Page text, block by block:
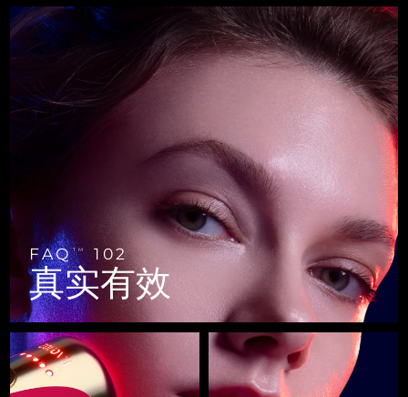
FAQTM 102
真实有效
LUNA™ 4 mini
For young skin, T-zone
LUNA™ 4 go
For travel or gym bag
LUNA™ 护肤
Premium cleansers & balm
LUNA™ 设备
All facial cleansing devices
面部提拉护理
Premium anti-aging skincare
BEAR™ 设备
All premium facelift devices
Near-infrared and red light therapy
device
UFO™ 3 mini
Red light therapy device for young skin
UFO™ 3 go
Portable red light therapy
面膜
Rejuvenation & hydration
UFO™ 设备
All deep facial hydration devices
Smart hybrid silicone sonic toothbrush
issa™ 4 smile
Hybrid silicone sonic toothbrush
issa™ 4 baby
For ages 0-3
issa™ Teeth Whitening Set
Dual LED + sonic device & 18% PAP gel
ISSA™ 设备
All silicone sonic toothbrushes
抗老
FAQ™ 101
Clinical anti-aging
FAQ™ 102
Advanced clinical anti-aging
FAQ™ 103
Luxurious clinical anti-aging set
FAQ™ P1 Primer
Manuka honey primer
LED治疗
FAQ™ 201
LED mask
FAQ™ 202
FAQ™ 211
Anti-aging neck & décolleté LED mask
FAQ™ 221
Anti-aging LED hand mask
LED hair strengthening scalp massager
FAQ™ Scalp Serum
Scalp recovery probiotic serum
FAQ™护肤品
All FAQ™ skincare
肌肤年轻化
NEW
Full-Spectrum Red Light Therapy
FAQ™ 502
Full-Spectrum Red Light Therapy
FAQ™ Red Light Serum
保健品
专业治疗
智利 预计送达日期15/08/2026
预计送达日期11/08/2026
哥伦比亚 15/08/2026
预计送达日期
预计送达日期 12/08/2026
捷克 预计送达日期11/08/2026
丹麦 预计送达日期11/08/2026
爱沙尼亚 预计送达日期11/08/2026
芬兰 预计送达日期 11/08/2026